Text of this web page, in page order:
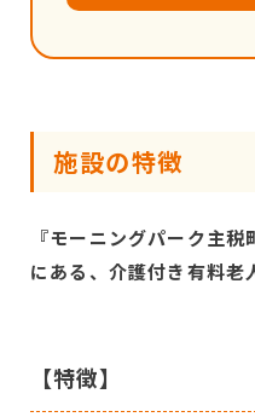
施設の特徴
『モーニングパーク主
にある、介護付き有料老
【特徴】